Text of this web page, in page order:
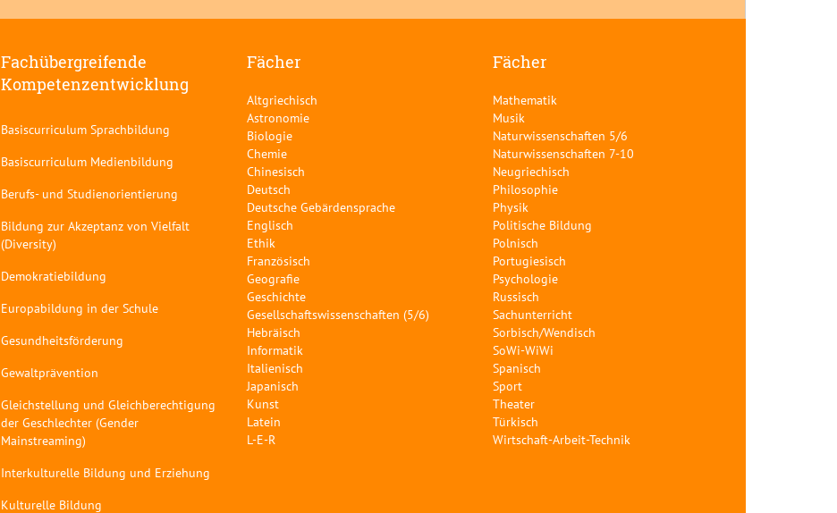
Fachübergreifende
Kompetenzentwicklung
Basiscurriculum Sprachbildung
Basiscurriculum Medienbildung
Berufs- und Studienorientierung
Bildung zur Akzeptanz von Vielfalt
(Diversity)
Demokratiebildung
Europabildung in der Schule
Gesundheitsförderung
Gewaltprävention
Gleichstellung und Gleichberechtigung
der Geschlechter (Gender
Mainstreaming)
Interkulturelle Bildung und Erziehung
Kulturelle Bildung
Fächer
Altgriechisch
Astronomie
Biologie
Chemie
Chinesisch
Deutsch
Deutsche Gebärdensprache
Englisch
Ethik
Französisch
Geografie
Geschichte
Gesellschaftswissenschaften (5/6)
Hebräisch
Informatik
Italienisch
Japanisch
Kunst
Latein
L-E-R
Fächer
Mathematik
Musik
Naturwissenschaften 5/6
Naturwissenschaften 7-10
Neugriechisch
Philosophie
Physik
Politische Bildung
Polnisch
Portugiesisch
Psychologie
Russisch
Sachunterricht
Sorbisch/Wendisch
SoWi-WiWi
Spanisch
Sport
Theater
Türkisch
Wirtschaft-Arbeit-Technik